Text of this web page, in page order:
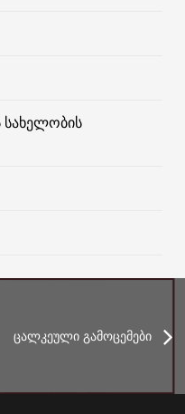
სახელობის
ცალკეული გამოცემები